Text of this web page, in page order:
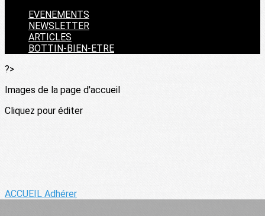
EVENEMENTS
NEWSLETTER
ARTICLES
BOTTIN-BIEN-ETRE
?>
Images de la page d'accueil
Cliquez pour éditer
ACCUEIL Adhérer